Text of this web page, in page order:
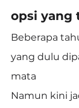
opsi yang
Beberapa
yang dulu
mata
Namun kini